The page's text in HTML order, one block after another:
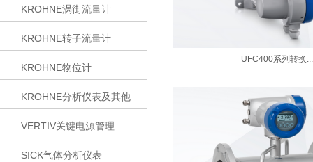
KROHNE涡街流量计
KROHNE转子流量计
KROHNE物位计
KROHNE分析仪表及其他
VERTIV关键电源管理
SICK气体分析仪表
UFC400系列转换...